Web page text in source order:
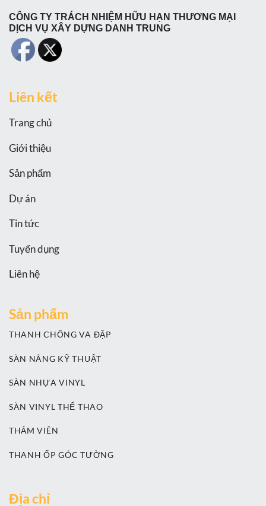
CÔNG TY TRÁCH NHIỆM HỮU HẠN THƯƠNG MẠI
DỊCH VỤ XÂY DỰNG DANH TRUNG
Liên kết
Trang chủ
Giới thiệu
Sản phẩm
Dự án
Tin tức
Tuyển dụng
Liên hệ
Sản phẩm
THANH CHỐNG VA ĐẬP
SÀN NÂNG KỸ THUẬT
SÀN NHỰA VINYL
SÀN VINYL THỂ THAO
THẢM VIÊN
THANH ỐP GÓC TƯỜNG
Địa chỉ